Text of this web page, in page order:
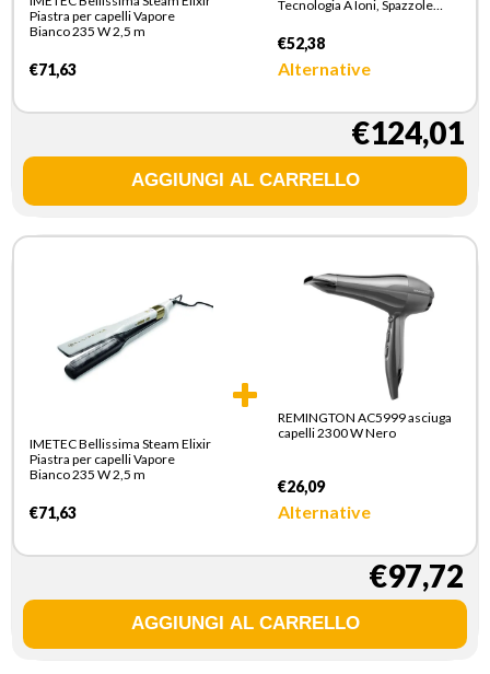
Piastra per capelli Vapore
Bianco 235 W 2,5 m
€71,63
Tecnologia A Ioni, Spazzole
Cheratina, Asciuga, Dona
Volume, 8 Accessori, 1000 W
€52,38
Alternative
€124,01
IMETEC Bellissima Steam Elixir
Piastra per capelli Vapore
Bianco 235 W 2,5 m
€71,63
REMINGTON AC5999 asciuga
capelli 2300 W Nero
€26,09
Alternative
€97,72